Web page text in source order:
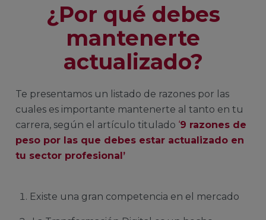
¿Por qué debes
mantenerte
actualizado?
Te presentamos un listado de razones por las
cuales es importante mantenerte al tanto en tu
carrera, según el artículo titulado ‘9 razones de
peso por las que debes estar actualizado en
tu sector profesional’
Existe una gran competencia en el mercado